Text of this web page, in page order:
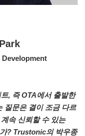
, 즉 OTA에서 출발한
질문은 결이 조금 다르
속 신뢰할 수 있는
? Trustonic의 박우종